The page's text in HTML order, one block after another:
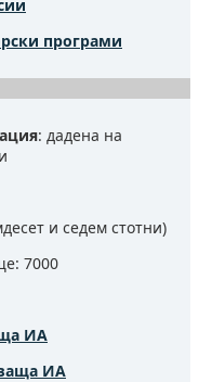
програми
: дадена на
и седем стотни)
7000
ИА
ИА